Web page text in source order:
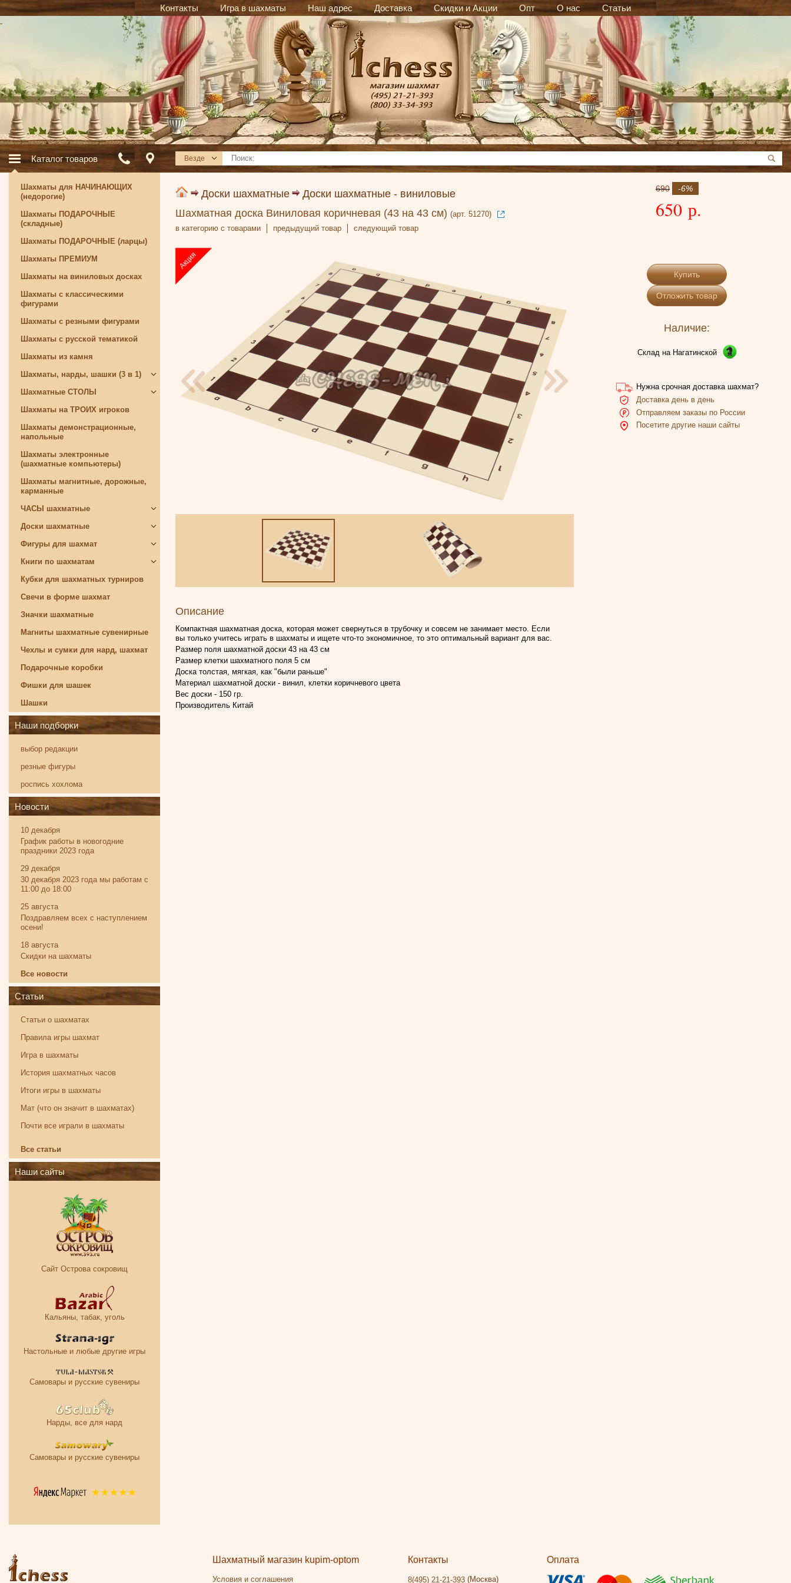
Контакты Игра в шахматы Наш адрес Доставка Скидки и Акции Опт О нас Статьи
Каталог товаров Везде
Доски шахматные
Доски шахматные - виниловые
Шахматная доска Виниловая коричневая (43 на 43 см) (арт. 51270)
в категорию с товарами
предыдущий товар следующий товар
690 -6%
650 р.
Купить
Отложить товар
Наличие:
Склад на Нагатинской
Нужна срочная доставка шахмат?
Доставка день в день
Отправляем заказы по России
Посетите другие наши сайты
Описание
Компактная шахматная доска, которая может свернуться в трубочку и совсем не занимает место. Если
вы только учитесь играть в шахматы и ищете что-то экономичное, то это оптимальный вариант для вас.
Размер поля шахматной доски 43 на 43 см
Размер клетки шахматного поля 5 см
Доска толстая, мягкая, как "были раньше"
Материал шахматной доски - винил, клетки коричневого цвета
Вес доски - 150 гр.
Производитель Китай
Шахматы для НАЧИНАЮЩИХ
(недорогие)
Шахматы ПОДАРОЧНЫЕ
(складные)
Шахматы ПОДАРОЧНЫЕ (ларцы)
Шахматы ПРЕМИУМ
Шахматы на виниловых досках
Шахматы с классическими
фигурами
Шахматы с резными фигурами
Шахматы с русской тематикой
Шахматы из камня
Шахматы, нарды, шашки (3 в 1)
Шахматные СТОЛЫ
Шахматы на ТРОИХ игроков
Шахматы демонстрационные,
напольные
Шахматы электронные
(шахматные компьютеры)
Шахматы магнитные, дорожные,
карманные
ЧАСЫ шахматные
Доски шахматные
Фигуры для шахмат
Книги по шахматам
Кубки для шахматных турниров
Свечи в форме шахмат
Значки шахматные
Магниты шахматные сувенирные
Чехлы и сумки для нард, шахмат
Подарочные коробки
Фишки для шашек
Шашки
Наши подборки
выбор редакции
резные фигуры
роспись хохлома
Новости
10 декабря
График работы в новогодние
праздники 2023 года
29 декабря
30 декабря 2023 года мы работам с
11:00 до 18:00
25 августа
Поздравляем всех с наступлением
осени!
18 августа
Скидки на шахматы
Все новости
Статьи
Статьи о шахматах
Правила игры шахмат
Игра в шахматы
История шахматных часов
Итоги игры в шахматы
Мат (что он значит в шахматах)
Почти все играли в шахматы
Все статьи
Наши сайты
Сайт Острова сокровищ
Кальяны, табак, уголь
Настольные и любые другие игры
Самовары и русские сувениры
Нарды, все для нард
Самовары и русские сувениры
Шахматный магазин kupim-optom
Условия и соглашения
Контакты
8(495) 21-21-393(Москва)
Оплата